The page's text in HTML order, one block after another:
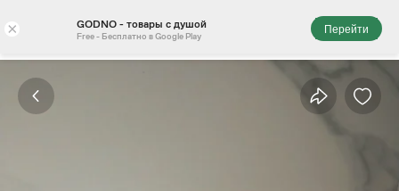
× GODNO - товары с душой
Free - Бесплатно в Google Play
Перейти